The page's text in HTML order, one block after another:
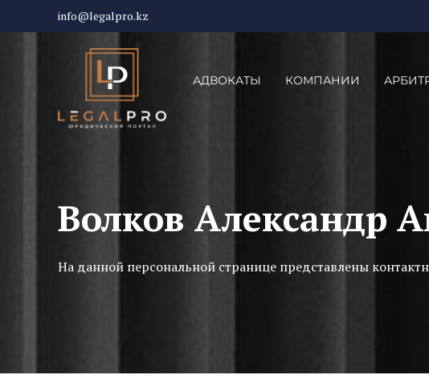
info@legalpro.kz
АДВОКАТЫ КОМПАНИИ
Волков Александр
На данной персональной странице представлены